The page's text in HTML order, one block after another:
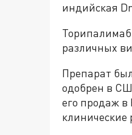
индийская
Торипалимаб
различных
Препарат
одобрен в
его продаж в